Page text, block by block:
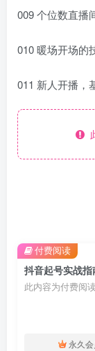
009 个位数直播
010 暖场开场的
011 新人开播，
此内容为付费阅
永久会
付费阅读